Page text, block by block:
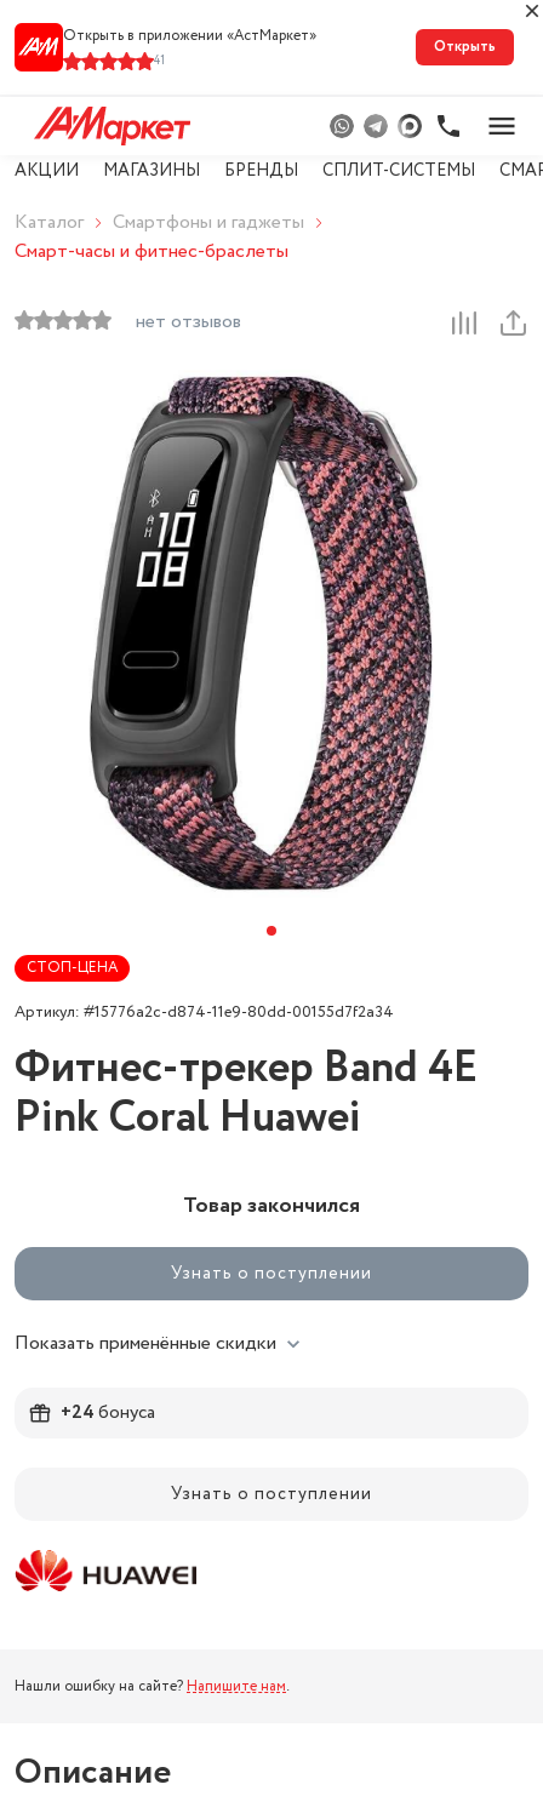
Открыть в приложении «АстМарке‪т‬»
41
Открыть
АКЦИИ МАГАЗИНЫ БРЕНДЫ СПЛИТ-СИСТЕМЫ
Каталог
Смартфоны и гаджеты
Смарт-часы и фитнес-браслеты
нет отзывов
СТОП-ЦЕНА
Артикул: #15776a2c-d874-11e9-80dd-00155d7f2a34
Фитнес-трекер Band 4E
Pink Coral Huawei
Товар закончился
Узнать о поступлении
Показать применённые скидки
+24бонуса
Узнать о поступлении
Нашли ошибку на сайте? Напишите нам.
Описание